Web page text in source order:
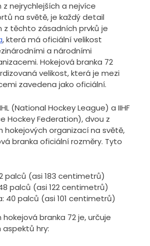
z nejrychlejších a nejvíce
na světě, je každý detail
z těchto zásadních prvků je
, která má oficiální velikost
a národními
Hokejová branka 72
velikost, která je mezi
zavedena jako oficiální.
(National Hockey League) a IIHF
Hockey Federation), dvou z
hokejových organizací na světě,
branka oficiální rozměry. Tyto
palců (asi 183 centimetrů)
palců (asi 122 centimetrů)
40 palců (asi 101 centimetrů)
branka 72 je, určuje
aspektů hry: